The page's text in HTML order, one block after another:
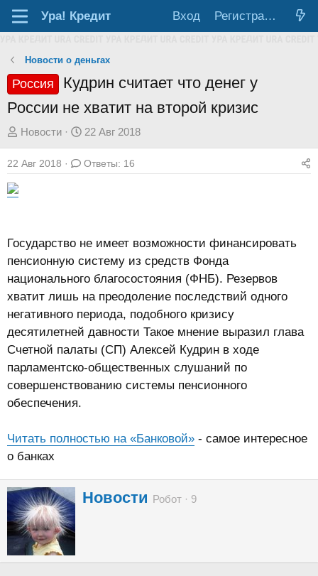
Ура! Кредит Вход Регистрация
Новости о деньгах
Россия
Кудрин считает что денег у
России не хватит на второй кризис
А
в
т
м
ы
Новости
Д
а
т
а
л
а
22 Авг 2018
22 Авг 2018 Ответы: 16
Государство не имеет возможности финансировать
пенсионную систему из средств Фонда
национального благосостояния (ФНБ). Резервов
хватит лишь на преодоление последствий одного
негативного периода, подобного кризису
десятилетней давности Такое мнение выразил глава
Счетной палаты (СП) Алексей Кудрин в ходе
парламентско-общественных слушаний по
совершенствованию системы пенсионного
обеспечения.
Читать полностью на «Банковой» - самое интересное
о банках
А
р
Новости Робот · 9